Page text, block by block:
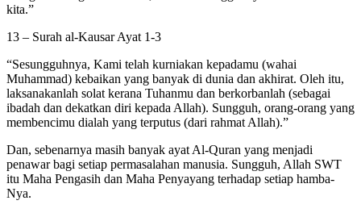
kita.”
13 – Surah al-Kausar Ayat 1-3
“Sesungguhnya, Kami telah kurniakan kepadamu (wahai
Muhammad) kebaikan yang banyak di dunia dan akhirat. Oleh itu,
laksanakanlah solat kerana Tuhanmu dan berkorbanlah (sebagai
ibadah dan dekatkan diri kepada Allah). Sungguh, orang-orang yang
membencimu dialah yang terputus (dari rahmat Allah).”
Dan, sebenarnya masih banyak ayat Al-Quran yang menjadi
penawar bagi setiap permasalahan manusia. Sungguh, Allah SWT
itu Maha Pengasih dan Maha Penyayang terhadap setiap hamba-
Nya.